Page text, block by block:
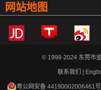
网站地图
© 1998-2024 东莞市
联系我们 |
粤公网安备 44190002006461号